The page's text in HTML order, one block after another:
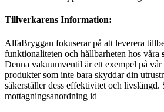
Tillverkarens Information:
AlfaBryggan fokuserar på att leverera
funktionaliteten och hållbarheten hos våra
Denna vakuumventil är ett exempel på vår
produkter som inte bara skyddar din
säkerställer dess effektivitet och livslängd.
mottagningsanordning id